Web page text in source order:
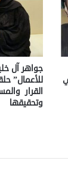
جواهر آل
للأعمال”
القرار
وتحقيقها